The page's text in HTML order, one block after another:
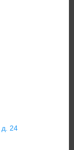
д. 24